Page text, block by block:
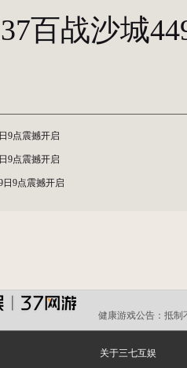
37百战沙城
9点震撼开启
9点震撼开启
日9点震撼开启
健康游戏公告： 抵制
关于三七互娱